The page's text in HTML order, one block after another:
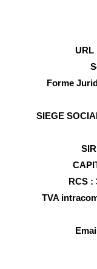
URL
Forme
SIEGE
RCS :
TVA